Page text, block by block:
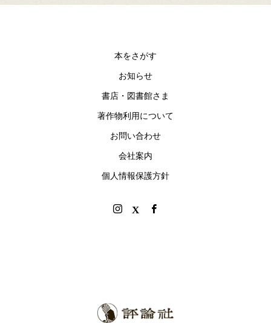
本をさがす
お知らせ
書店・図書館さま
著作物利用について
お問い合わせ
会社案内
個人情報保護方針